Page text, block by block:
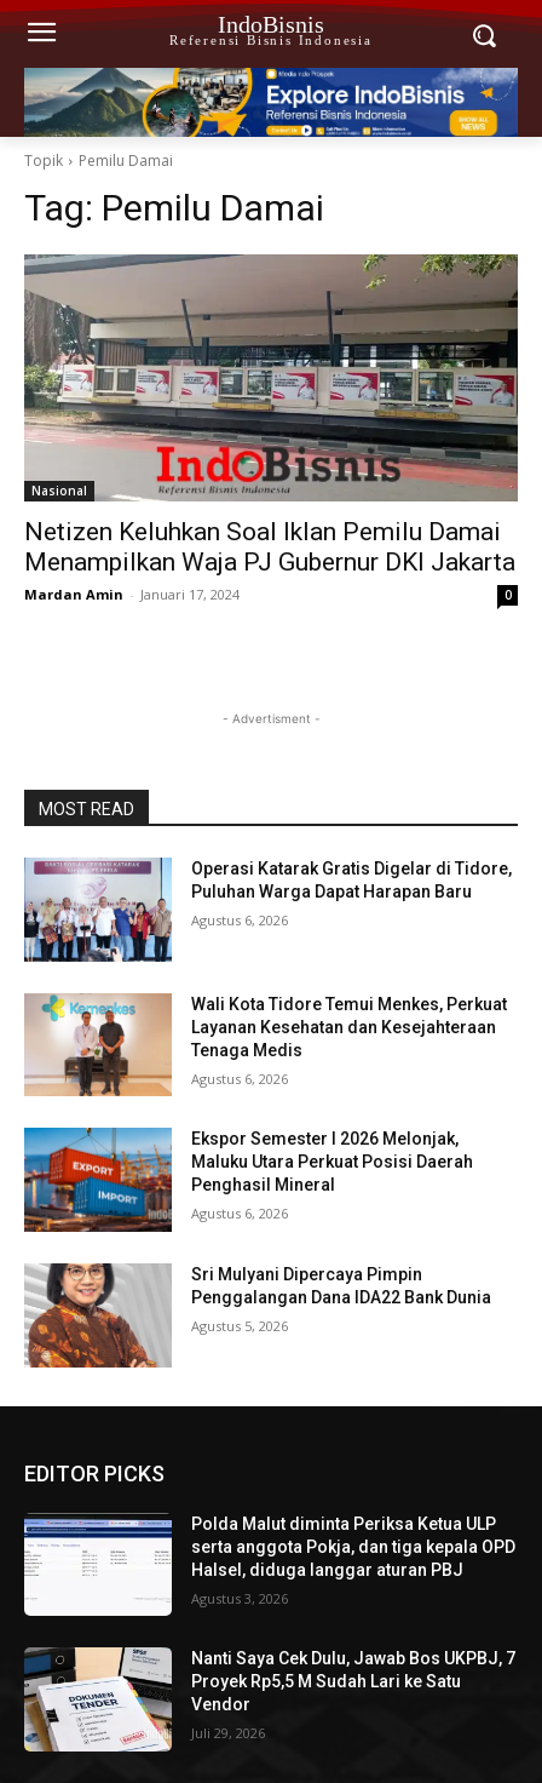
IndoBisnis
Referensi Bisnis Indonesia
Topik Pemilu Damai
Tag: Pemilu Damai
Nasional
Netizen Keluhkan Soal Iklan Pemilu Damai
Menampilkan Waja PJ Gubernur DKI Jakarta
Mardan Amin - Januari 17, 2024 0
- Advertisment -
MOST READ
Operasi Katarak Gratis Digelar di Tidore,
Puluhan Warga Dapat Harapan Baru
Agustus 6, 2026
Wali Kota Tidore Temui Menkes, Perkuat
Layanan Kesehatan dan Kesejahteraan
Tenaga Medis
Agustus 6, 2026
Ekspor Semester I 2026 Melonjak,
Maluku Utara Perkuat Posisi Daerah
Penghasil Mineral
Agustus 6, 2026
Sri Mulyani Dipercaya Pimpin
Penggalangan Dana IDA22 Bank Dunia
Agustus 5, 2026
EDITOR PICKS
Polda Malut diminta Periksa Ketua ULP
serta anggota Pokja, dan tiga kepala OPD
Halsel, diduga langgar aturan PBJ
Agustus 3, 2026
Nanti Saya Cek Dulu, Jawab Bos UKPBJ, 7
Proyek Rp5,5 M Sudah Lari ke Satu
Vendor
Juli 29, 2026